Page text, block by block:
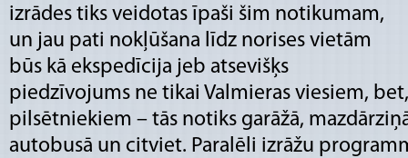
izrādes tiks veidotas īpaši šim notikumam,
un jau pati nokļūšana līdz norises vietām
būs kā ekspedīcija jeb atsevišķs
piedzīvojums ne tikai Valmieras viesiem,
pilsētniekiem – tās notiks garāžā,
autobusā un citviet. Paralēli izrāžu